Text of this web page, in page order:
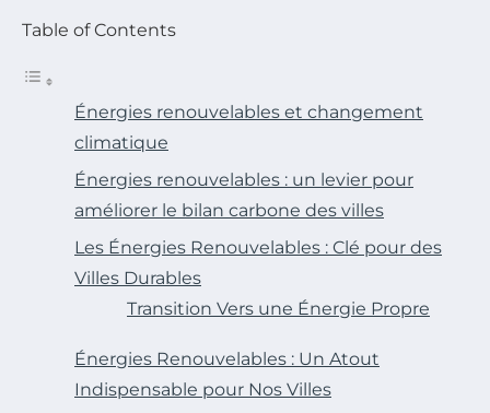
Table of Contents
Énergies renouvelables et changement
climatique
Énergies renouvelables : un levier pour
améliorer le bilan carbone des villes
Les Énergies Renouvelables : Clé pour des
Villes Durables
Transition Vers une Énergie Propre
Énergies Renouvelables : Un Atout
Indispensable pour Nos Villes